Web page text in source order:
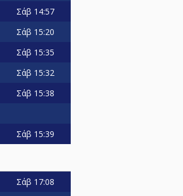
Σάβ 14:57
Σάβ 15:20
Σάβ 15:35
Σάβ 15:32
Σάβ 15:38
Σάβ 15:39
Σάβ 17:08